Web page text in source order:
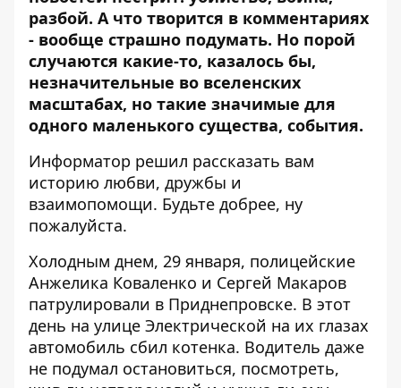
разбой. А что творится в комментариях
- вообще страшно подумать. Но порой
случаются какие-то, казалось бы,
незначительные во вселенских
масштабах, но такие значимые для
одного маленького существа, события.
Информатор решил рассказать вам
историю любви, дружбы и
взаимопомощи. Будьте добрее, ну
пожалуйста.
Холодным днем, 29 января, полицейские
Анжелика Коваленко и Сергей Макаров
патрулировали в Приднепровске. В этот
день на улице Электрической на их глазах
автомобиль сбил котенка. Водитель даже
не подумал остановиться, посмотреть,